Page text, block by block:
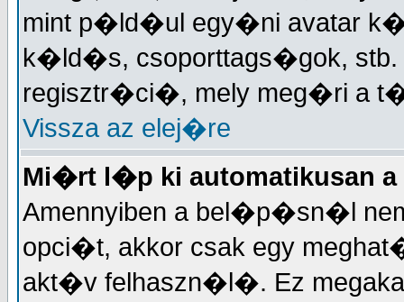
mint p�ld�ul egy�ni avatar
k�ld�s, csoporttags�gok,
regisztr�ci�, mely meg�ri a
Vissza az elej�re
Mi�rt l�p ki automatikusan
Amennyiben a bel�p�sn�l
opci�t, akkor csak egy
akt�v felhaszn�l�. Ez